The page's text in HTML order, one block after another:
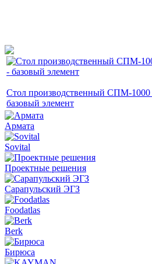
Стол производственный СПМ-1000
базовый элемент
Армата
Sovital
Проектные решения
Сарапульский ЭГЗ
Foodatlas
Berk
Бирюса